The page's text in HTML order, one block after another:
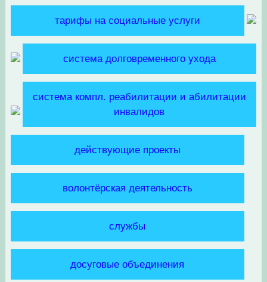
тарифы на социальные услуги
система долговременного ухода
система компл. реабилитации и абилитации
инвалидов
действующие проекты
волонтёрская деятельность
службы
досуговые объединения